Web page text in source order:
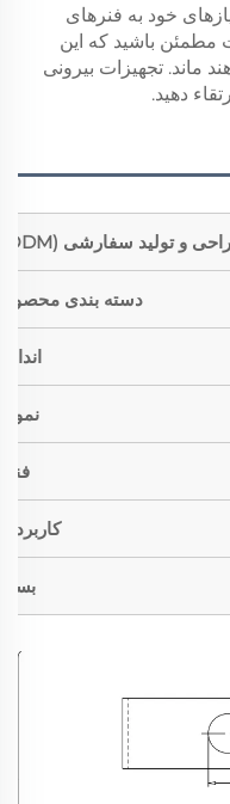
خود به فنرهای
مطمئن باشید که این
ماند. تجهیزات بیرونی
دهید.
دسته بندی محصول
اندازه
نمونه
فنی
کاربردها
بسته